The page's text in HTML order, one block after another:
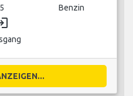
5 Benzin